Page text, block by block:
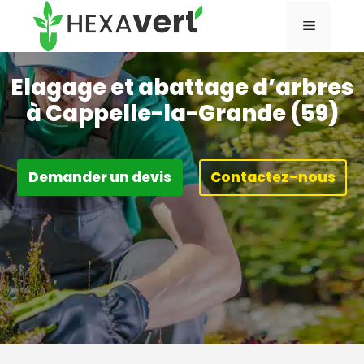
contenu
Menu
Elagage et abattage d’arbres
à Cappelle-la-Grande (59)
Demander un devis Contactez-nous